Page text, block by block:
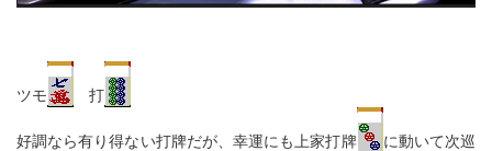
ツモ 打
好調なら有り得ない打牌だが、幸運にも上家打牌 に動いて次巡